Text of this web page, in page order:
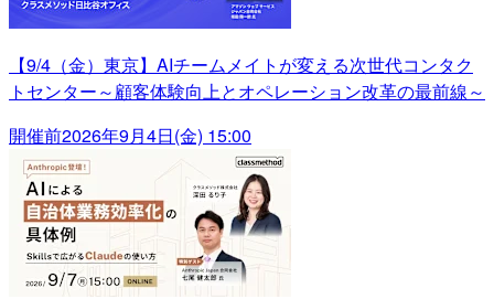
【9/4（金）東京】AIチームメイトが変える次世代コンタク
トセンター～顧客体験向上とオペレーション改革の最前線～
開催前2026年9月4日(金) 15:00